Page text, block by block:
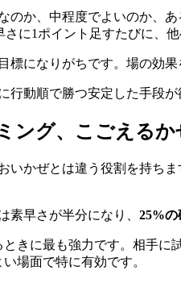
のか、中程度でよいのか、
に1ポイント足すたびに、
になりがちです。場の効
動順で勝つ安定した手段
ング、こごえるか
いかぜとは違う役割を持ち
素早さが半分になり、 25%の
きに最も強力です。相手
場面で特に有効です。